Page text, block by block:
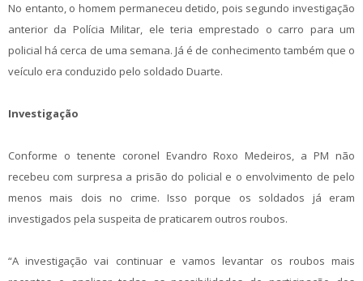
No entanto, o homem permaneceu detido, pois segundo investigação
anterior da Polícia Militar, ele teria emprestado o carro para um
policial há cerca de uma semana. Já é de conhecimento também que o
veículo era conduzido pelo soldado Duarte.
Investigação
Conforme o tenente coronel Evandro Roxo Medeiros, a PM não
recebeu com surpresa a prisão do policial e o envolvimento de pelo
menos mais dois no crime. Isso porque os soldados já eram
investigados pela suspeita de praticarem outros roubos.
“A investigação vai continuar e vamos levantar os roubos mais